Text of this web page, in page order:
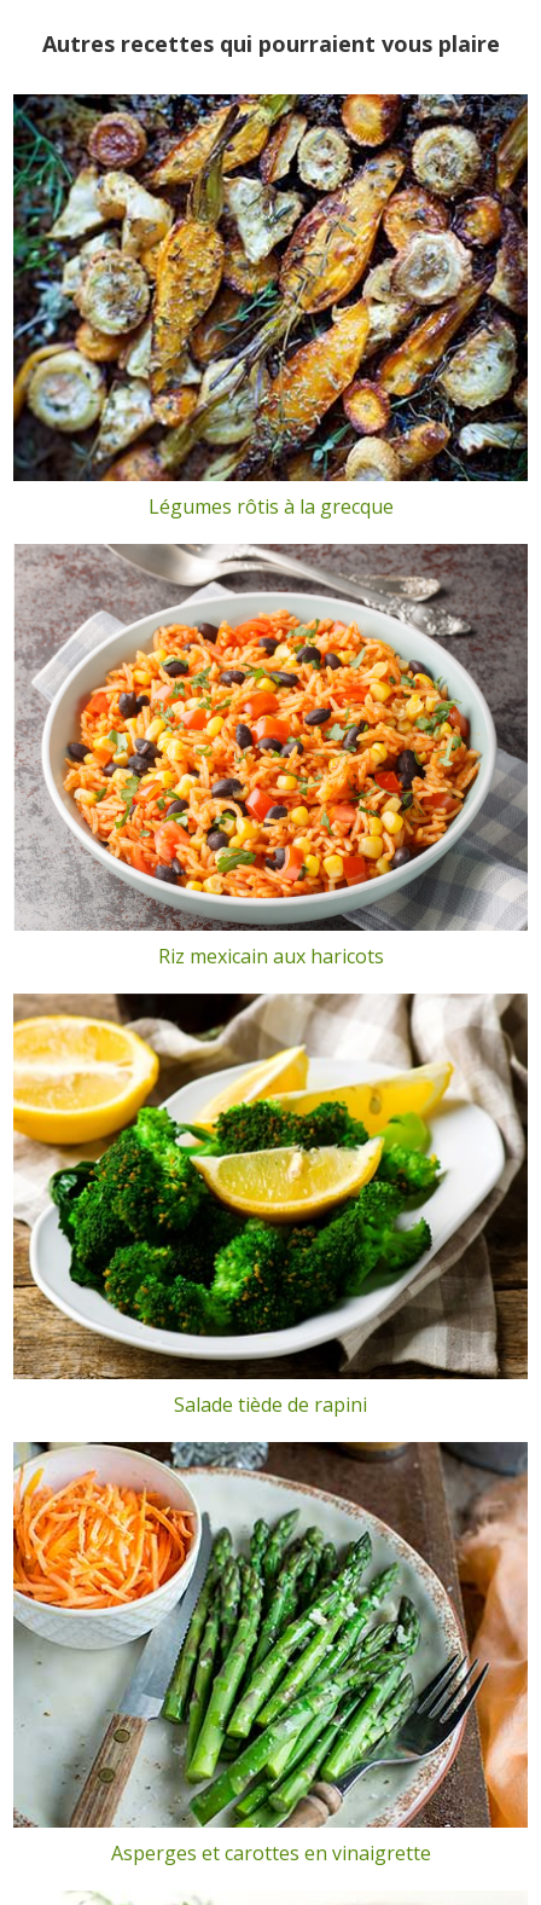
Autres recettes qui pourraient vous plaire
Légumes rôtis à la grecque
Riz mexicain aux haricots
Salade tiède de rapini
Asperges et carottes en vinaigrette